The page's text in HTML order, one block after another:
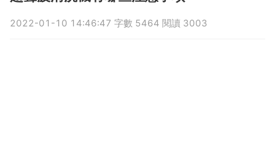
2022-01-10 14:46:47 字數 5464 閱讀 3003